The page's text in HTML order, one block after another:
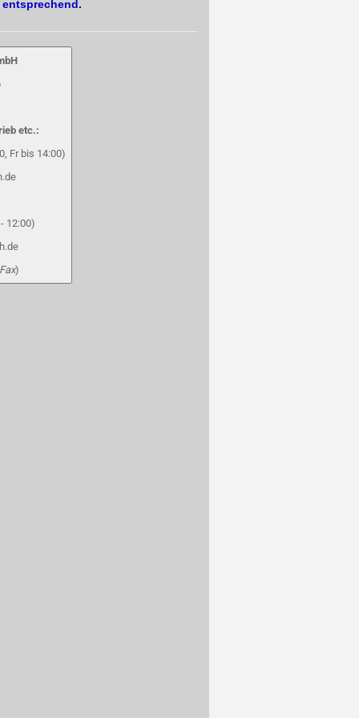
etc.:
Fr bis 14:00)
12:00)
)